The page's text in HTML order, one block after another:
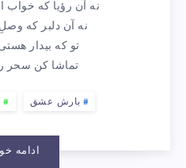
نه آن رؤیا که
نه آن دلبر که
تو که بیدار
تماشا کن سحر
بارش عشق
ادامه